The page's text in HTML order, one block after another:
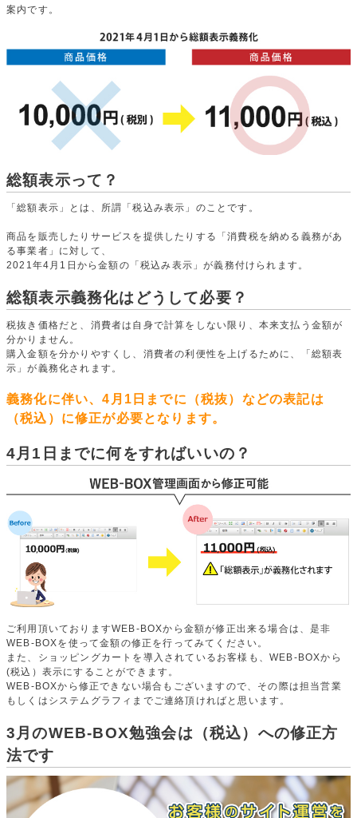
案内です。
総額表示って？
「総額表示」とは、所謂「税込み表示」のことです。
商品を販売したりサービスを提供したりする「消費税を納める義務があ
る事業者」に対して、
2021年4月1日から金額の「税込み表示」が義務付けられます。
総額表示義務化はどうして必要？
税抜き価格だと、消費者は自身で計算をしない限り、本来支払う金額が
分かりません。
購入金額を分かりやすくし、消費者の利便性を上げるために、「総額表
示」が義務化されます。
義務化に伴い、4月1日までに（税抜）などの表記は
（税込）に修正が必要となります。
4月1日までに何をすればいいの？
ご利用頂いておりますWEB-BOXから金額が修正出来る場合は、是非
WEB-BOXを使って金額の修正を行ってみてください。
また、ショッピングカートを導入されているお客様も、WEB-BOXから
(税込）表示にすることができます。
WEB-BOXから修正できない場合もございますので、その際は担当営業
もしくはシステムグラフィまでご連絡頂ければと思います。
3月のWEB-BOX勉強会は（税込）への修正方
法です